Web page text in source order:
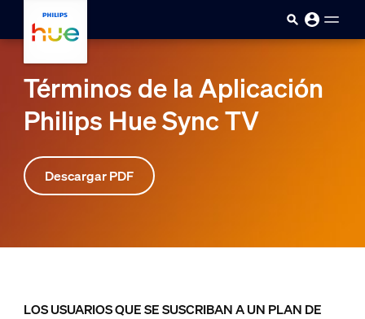
Términos de la Aplicación
Philips Hue Sync TV
Descargar PDF
LOS USUARIOS QUE SE SUSCRIBAN A UN PLAN DE